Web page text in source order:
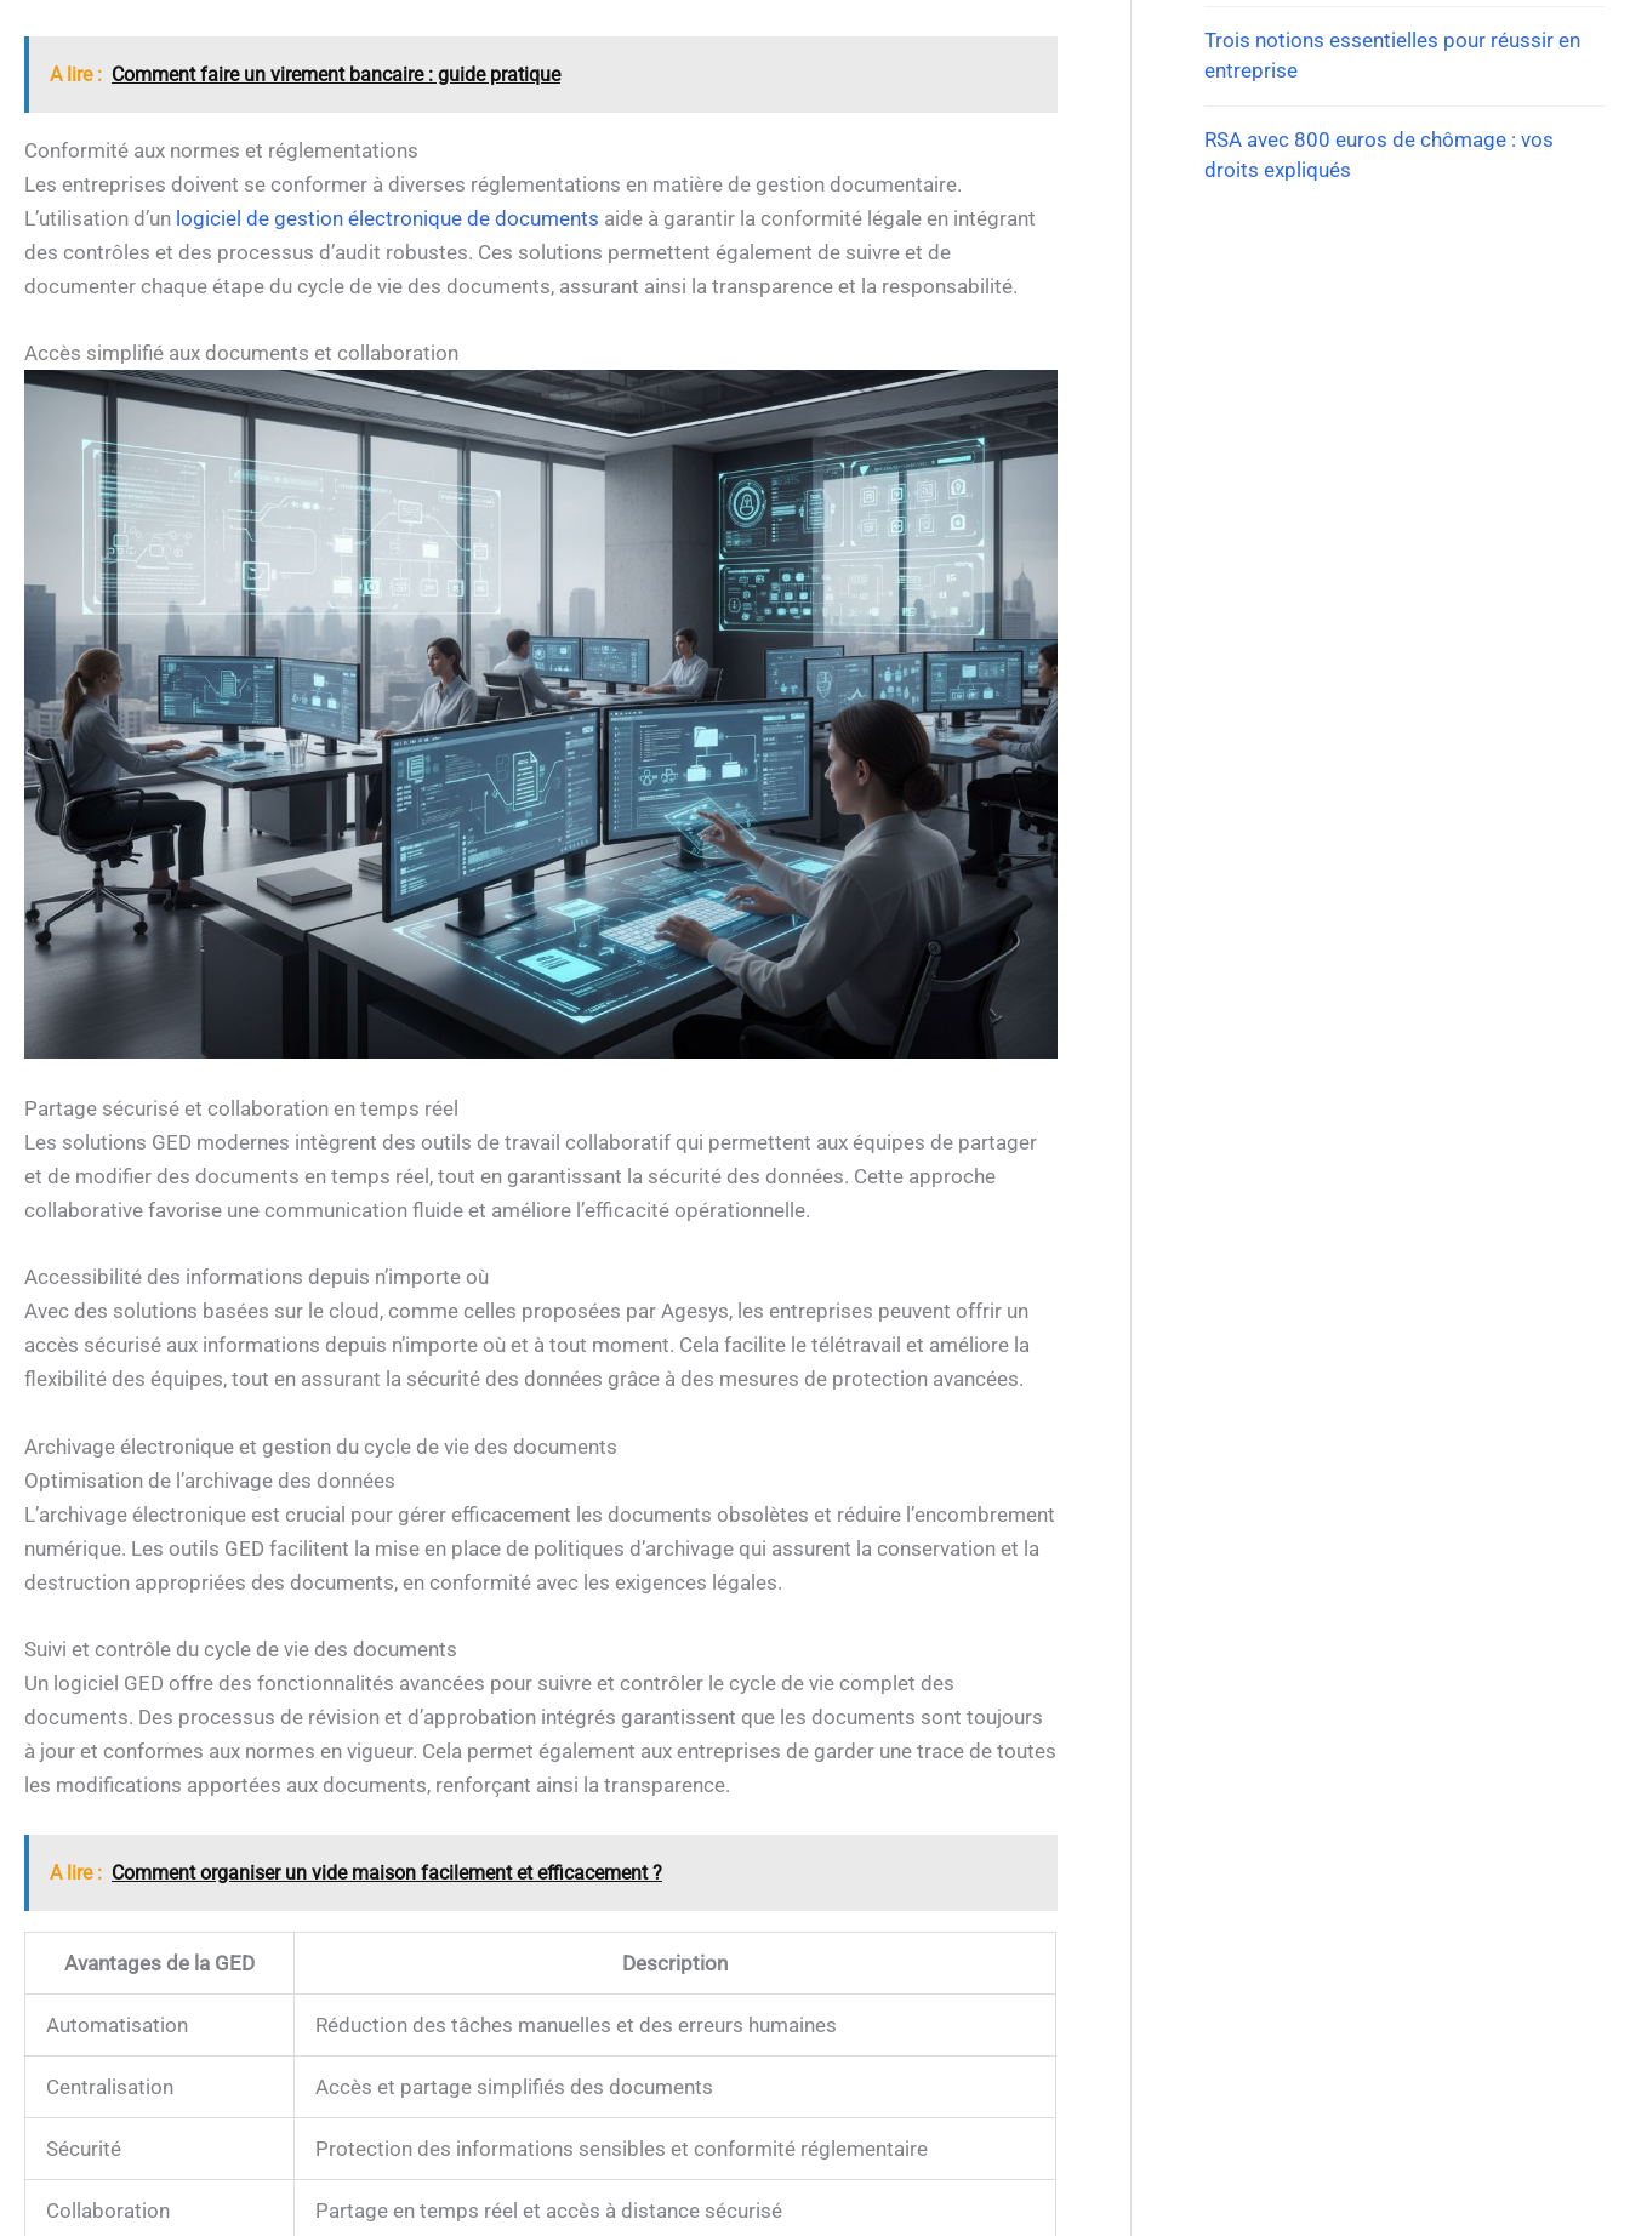
A lire : Comment faire un virement bancaire : guide pratique
Conformité aux normes et réglementations
Les entreprises doivent se conformer à diverses réglementations en matière de gestion documentaire.
L’utilisation d’un logiciel de gestion électronique de documents aide à garantir la conformité légale en intégrant
des contrôles et des processus d’audit robustes. Ces solutions permettent également de suivre et de
documenter chaque étape du cycle de vie des documents, assurant ainsi la transparence et la responsabilité.
Accès simplifié aux documents et collaboration
Partage sécurisé et collaboration en temps réel
Les solutions GED modernes intègrent des outils de travail collaboratif qui permettent aux équipes de partager
et de modifier des documents en temps réel, tout en garantissant la sécurité des données. Cette approche
collaborative favorise une communication fluide et améliore l’efficacité opérationnelle.
Accessibilité des informations depuis n’importe où
Avec des solutions basées sur le cloud, comme celles proposées par Agesys, les entreprises peuvent offrir un
accès sécurisé aux informations depuis n’importe où et à tout moment. Cela facilite le télétravail et améliore la
flexibilité des équipes, tout en assurant la sécurité des données grâce à des mesures de protection avancées.
Archivage électronique et gestion du cycle de vie des documents
Optimisation de l’archivage des données
L’archivage électronique est crucial pour gérer efficacement les documents obsolètes et réduire l’encombrement
numérique. Les outils GED facilitent la mise en place de politiques d’archivage qui assurent la conservation et la
destruction appropriées des documents, en conformité avec les exigences légales.
Suivi et contrôle du cycle de vie des documents
Un logiciel GED offre des fonctionnalités avancées pour suivre et contrôler le cycle de vie complet des
documents. Des processus de révision et d’approbation intégrés garantissent que les documents sont toujours
à jour et conformes aux normes en vigueur. Cela permet également aux entreprises de garder une trace de toutes
les modifications apportées aux documents, renforçant ainsi la transparence.
A lire : Comment organiser un vide maison facilement et efficacement ?
Avantages de la GED Description
Automatisation Réduction des tâches manuelles et des erreurs humaines
Centralisation Accès et partage simplifiés des documents
Sécurité Protection des informations sensibles et conformité réglementaire
Collaboration Partage en temps réel et accès à distance sécurisé
Trois notions essentielles pour réussir en
entreprise
RSA avec 800 euros de chômage : vos
droits expliqués